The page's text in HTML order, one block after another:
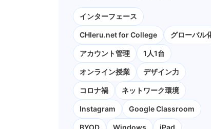
インターフェース
CHIeru.net for College グローバル
アカウント管理 1人1台
オンライン授業 デザイン力
コロナ禍 ネットワーク環境
Instagram Google Classroom
BYOD Windows iPad